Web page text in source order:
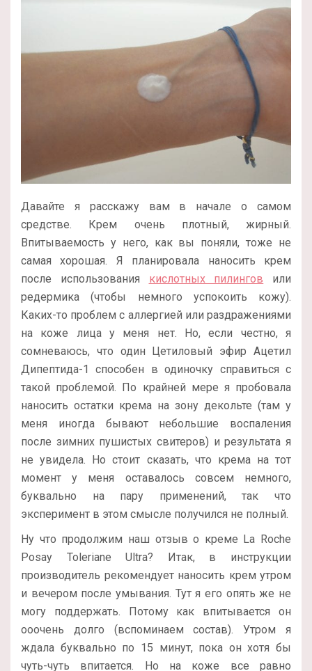
Давайте я расскажу вам в начале о самом
средстве. Крем очень плотный, жирный.
Впитываемость у него, как вы поняли, тоже не
самая хорошая. Я планировала наносить крем
после использования кислотных пилингов или
редермика (чтобы немного успокоить кожу).
Каких-то проблем с аллергией или раздражениями
на коже лица у меня нет. Но, если честно, я
сомневаюсь, что один Цетиловый эфир Ацетил
Дипептида-1 способен в одиночку справиться с
такой проблемой. По крайней мере я пробовала
наносить остатки крема на зону декольте (там у
меня иногда бывают небольшие воспаления
после зимних пушистых свитеров) и результата я
не увидела. Но стоит сказать, что крема на тот
момент у меня оставалось совсем немного,
буквально на пару применений, так что
эксперимент в этом смысле получился не полный.
Ну что продолжим наш отзыв о креме La Roche
Posay Toleriane Ultra? Итак, в инструкции
производитель рекомендует наносить крем утром
и вечером после умывания. Тут я его опять же не
могу поддержать. Потому как впитывается он
ооочень долго (вспоминаем состав). Утром я
ждала буквально по 15 минут, пока он хотя бы
чуть-чуть впитается. Но на коже все равно